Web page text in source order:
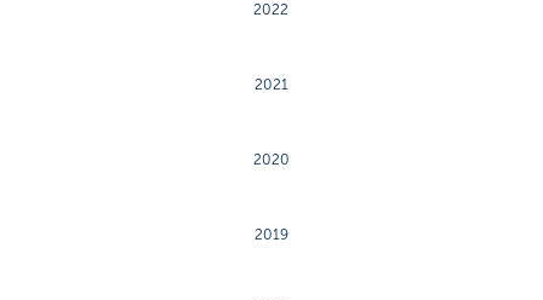
2022
2021
2020
2019